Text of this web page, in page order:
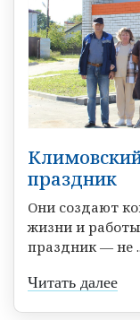
праздник
Они создают
жизни и
праздник — не
Читать далее